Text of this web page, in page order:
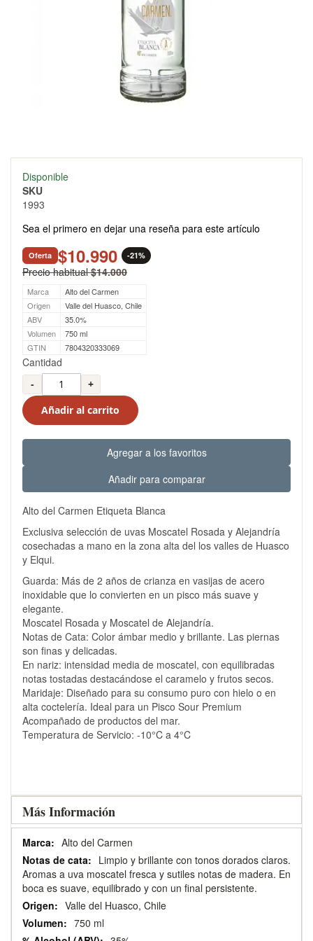
the
beginning
the
images
gallery
Disponible
SKU
1993
Sea el primero en dejar una reseña para este artículo
Oferta $10.990 -21%
Precio habitual $14.000
Marca
Alto del Carmen
Origen
Valle del Huasco, Chile
ABV
35.0%
Volumen
750 ml
GTIN
7804320333069
Cantidad
-
+
Añadir al carrito
Agregar a los favoritos
Añadir para comparar
Alto del Carmen Etiqueta Blanca
Exclusiva selección de uvas Moscatel Rosada y Alejandría
cosechadas a mano en la zona alta del los valles de Huasco
y Elqui.
Guarda: Más de 2 años de crianza en vasijas de acero
inoxidable que lo convierten en un pisco más suave y
elegante.
Moscatel Rosada y Moscatel de Alejandría.
Notas de Cata: Color ámbar medio y brillante. Las piernas
son finas y delicadas.
En nariz: intensidad media de moscatel, con equilibradas
notas tostadas destacándose el caramelo y frutos secos.
Maridaje: Diseñado para su consumo puro con hielo o en
alta coctelería. Ideal para un Pisco Sour Premium
Acompañado de productos del mar.
Temperatura de Servicio: -10°C a 4°C
Más Información
Más
Información
Alto del Carmen
Limpio y brillante con tonos dorados claros.
Aromas a uva moscatel fresca y sutiles notas de madera. En
boca es suave, equilibrado y con un final persistente.
Valle del Huasco, Chile
750 ml